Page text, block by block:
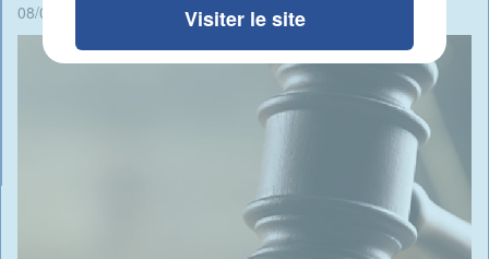
Visiter le site
08/09/2025 - 14:32 - Rédigé par Candide Blomme